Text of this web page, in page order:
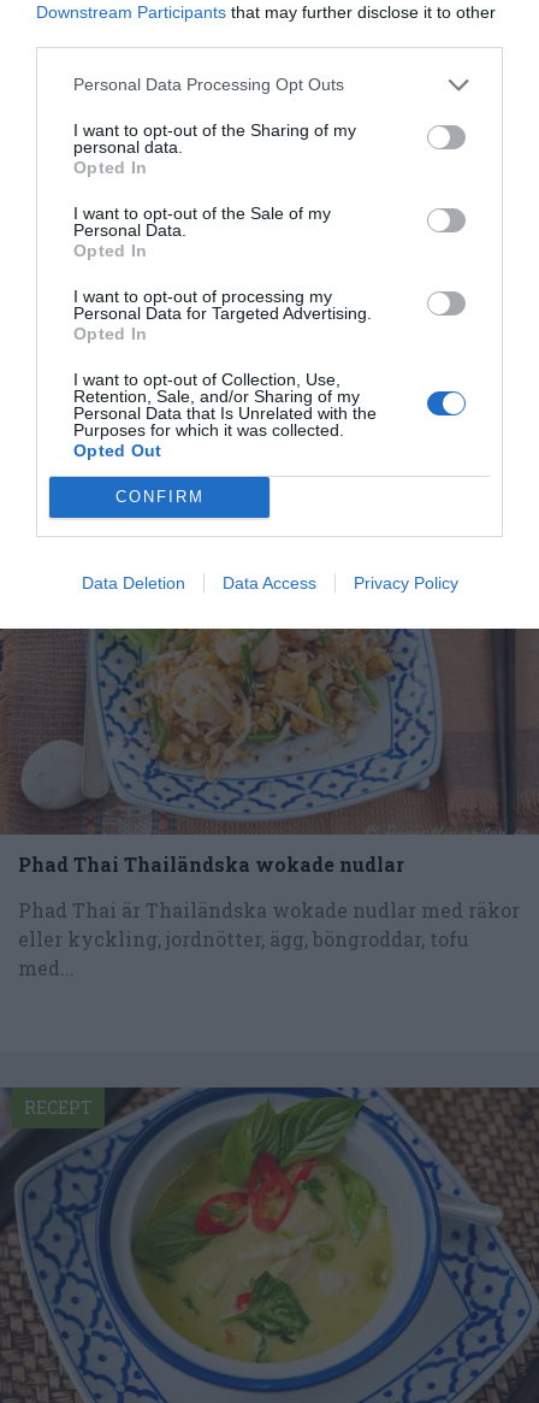
Downstream Participants that may further disclose it to other
Personal Data Processing Opt Outs
I want to opt-out of the Sharing of my
personal data.
Opted In
I want to opt-out of the Sale of my
Personal Data.
Opted In
I want to opt-out of processing my
Personal Data for Targeted Advertising.
Opted In
I want to opt-out of Collection, Use,
Retention, Sale, and/or Sharing of my
Personal Data that Is Unrelated with the
Purposes for which it was collected.
Opted Out
CONFIRM
Data Deletion Data Access Privacy Policy
Thaikyckling med cashewnötter
Thaikyckling med cashewnötter, chili, paprika, lök,
Phad Thai Thailändska wokade nudlar
Phad Thai är Thailändska wokade nudlar med räkor
eller kyckling, jordnötter, ägg, böngroddar, tofu
med...
RECEPT
RECEPT